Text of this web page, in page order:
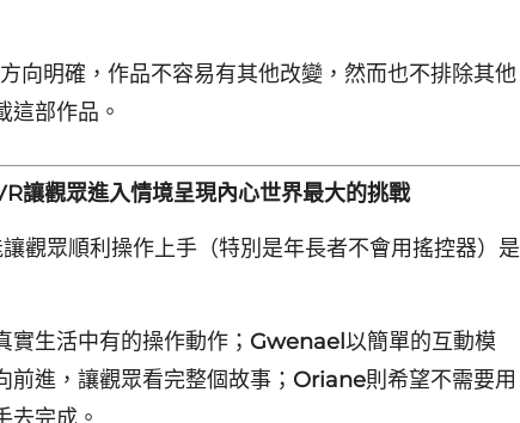
向明確，作品不容易有其他改變，然而也不排除其他
這部作品。
讓觀眾進入情境呈現內心世界最大的挑戰
觀眾順利操作上手（特別是年長者不會用搖控器）是
實生活中有的操作動作； Gwenael 以簡單的互動模
進，讓觀眾看完整個故事； Oriane則希望不需要用